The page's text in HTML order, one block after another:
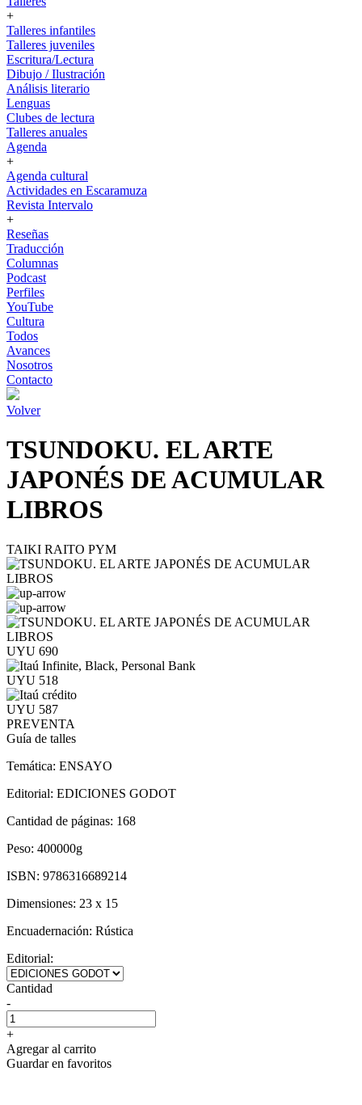
+
Talleres infantiles
Talleres juveniles
Escritura/Lectura
Dibujo / Ilustración
Análisis literario
Lenguas
Clubes de lectura
Talleres anuales
Agenda
+
Agenda cultural
Actividades en Escaramuza
Revista Intervalo
+
Reseñas
Traducción
Columnas
Podcast
Perfiles
YouTube
Cultura
Todos
Avances
Nosotros
Contacto
Volver
TSUNDOKU. EL ARTE
JAPONÉS DE ACUMULAR
LIBROS
TAIKI RAITO PYM
UYU 690
UYU 518
UYU 587
PREVENTA
Guía de talles
Temática: ENSAYO
Editorial: EDICIONES GODOT
Cantidad de páginas: 168
Peso: 400000g
ISBN: 9786316689214
Dimensiones: 23 x 15
Encuadernación: Rústica
Editorial:
Cantidad
-
+
Agregar al carrito
Guardar en favoritos